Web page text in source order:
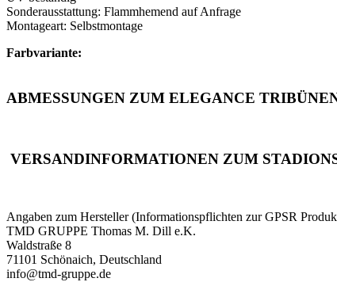
Sonderausstattung: Flammhemend auf Anfrage
Montageart: Selbstmontage
Farbvariante:
ABMESSUNGEN ZUM ELEGANCE
VERSANDINFORMATIONEN ZUM
Angaben zum Hersteller (Informationspflichten zur GPSR
TMD GRUPPE Thomas M. Dill e.K.
Waldstraße 8
71101 Schönaich, Deutschland
info@tmd-gruppe.de